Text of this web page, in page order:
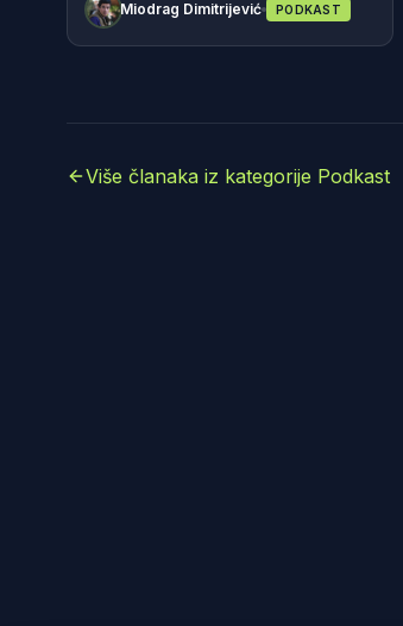
Miodrag Dimitrijević PODKAST
Više članaka iz kategorije Podkast